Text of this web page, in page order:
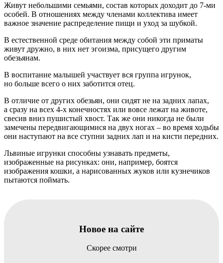
Живут небольшими семьями, состав которых доходит до 7-ми
особей. В отношениях между членами коллектива имеет
важное значение распределение пищи и уход за шубкой.
В естественной среде обитания между собой эти приматы
живут дружно, в них нет эгоизма, присущего другим
обезьянам.
В воспитание малышей участвует вся группа игрунок,
но больше всего о них заботится отец.
В отличие от других обезьян, они сидят не на задних лапах,
а сразу на всех 4-х конечностях или вовсе лежат на животе,
свесив вниз пушистый хвост. Так же они никогда не были
замечены передвигающимися на двух ногах – во время ходьбы
они наступают на все ступни задних лап и на кисти передних.
Львиные игрунки способны узнавать предметы,
изображенные на рисунках: они, например, боятся
изображения кошки, а нарисованных жуков или кузнечиков
пытаются поймать.
Новое на сайте
Скорее смотри